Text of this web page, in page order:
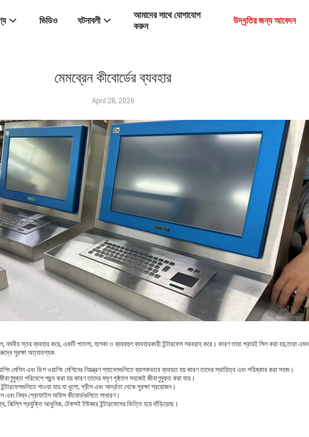
ভিডিও ঘটনাবলী
আমাদের সাথে যোগাযোগ
করুন
উদ্ধৃতির জন্য আবেদন
মেমব্রেন কীবোর্ডের ব্যবহার
April 28, 2026
নমনীয় স্তর ব্যবহার করে, একটি পাতলা, হালকা ও ব্যয়বহুল ব্যবহারকারী ইন্টারফেস সরবরাহ করে। কারণ তারা প্রায়ই সিল করা হয়,তারা এমন
সুরক্ষা অত্যাবশ্যক.
মেশিন এবং ডিশ ওয়াশিং মেশিনের নিয়ন্ত্রণ প্যানেলগুলিতে ব্যাপকভাবে ব্যবহৃত হয় কারণ তাদের স্থায়িত্ব এবং পরিষ্কার করা সহজ।
পরিবেশে পছন্দ করা হয় কারণ তাদের মসৃণ পৃষ্ঠতল সহজেই জীবাণুমুক্ত করা যায়।
ইন্টারফেসগুলিতে পাওয়া যায় যা ধুলো, গ্রীস এবং আর্দ্রতা থেকে সুরক্ষা প্রয়োজন।
এবং নিম্ন প্রোফাইল অফিস কীবোর্ডগুলিতে সাধারণ।
ঝিল্লি প্রযুক্তি আধুনিক, টেকসই ইউজার ইন্টারফেসের ভিত্তি হয়ে দাঁড়িয়েছে।